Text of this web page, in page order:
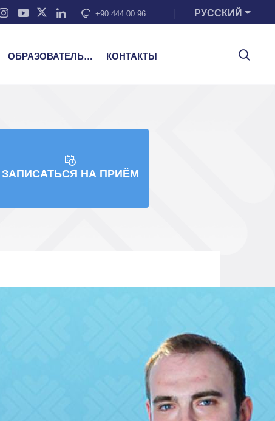
+90 444 00 96 РУССКИЙ
ОБРАЗОВАТЕЛЬНЫЕ УСЛУГИ КОНТАКТЫ
ЗАПИСАТЬСЯ НА ПРИЁМ